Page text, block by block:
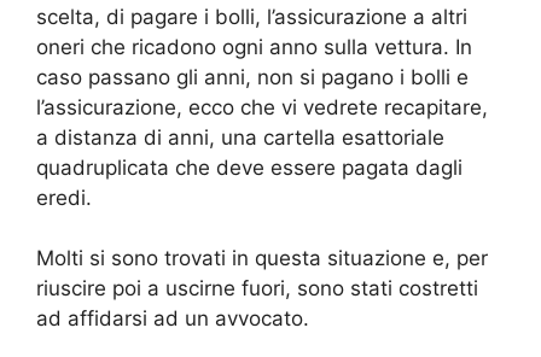
scelta, di pagare i bolli, l’assicurazione a altri
oneri che ricadono ogni anno sulla vettura. In
caso passano gli anni, non si pagano i bolli e
l’assicurazione, ecco che vi vedrete recapitare,
a distanza di anni, una cartella esattoriale
quadruplicata che deve essere pagata dagli
eredi.
Molti si sono trovati in questa situazione e, per
riuscire poi a uscirne fuori, sono stati costretti
ad affidarsi ad un avvocato.